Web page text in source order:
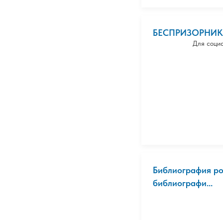
БЕСПРИЗОРНИК
Для
Библиография
библиографи...